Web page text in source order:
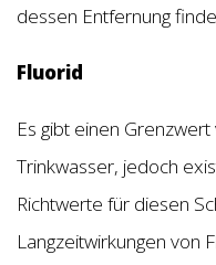
dessen Entfernung
Fluorid
Es gibt einen
Trinkwasser, jedoch
Richtwerte für diesen
Langzeitwirkungen von